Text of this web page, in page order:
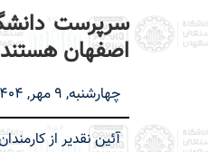
سرپرست
اصفهان هستند
چهارشنبه, 9 مهر, 1404
آئین نقدیر از